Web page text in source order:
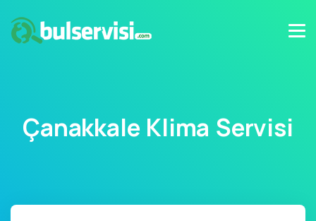
Çanakkale Klima Servisi